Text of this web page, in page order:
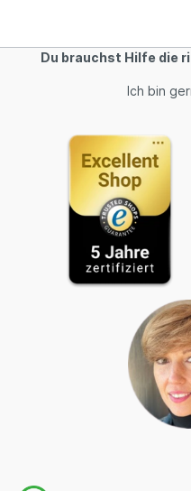
Du brauchst Hilfe die
Ich bin